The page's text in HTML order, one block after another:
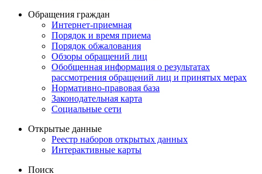
Обращения граждан
Интернет-приемная
Порядок и время приема
Порядок обжалования
Обзоры обращений лиц
Обобщенная информация о результатах
рассмотрения обращений лиц и принятых мерах
Нормативно-правовая база
Законодательная карта
Социальные сети
Открытые данные
Реестр наборов открытых данных
Интерактивные карты
Поиск